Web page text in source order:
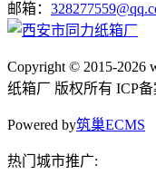
邮箱：
Copyright © 2015-2026
纸箱厂 版权所有 ICP备
Powered by筑巢ECMS
热门城市推广: